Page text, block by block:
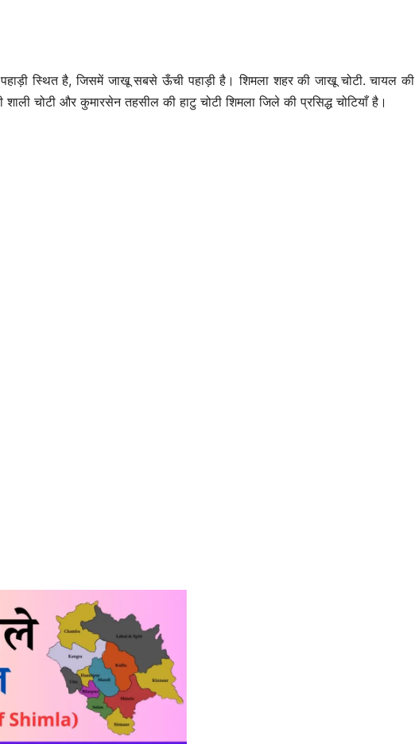
पहाड़ी स्थित है, जिसमें जाखू सबसे ऊँची पहाड़ी है। शिमला शहर की जाखू चोटी. चायल की
चोटी और कुमारसेन तहसील की हाटु चोटी शिमला जिले की प्रसिद्ध चोटियाँ है।